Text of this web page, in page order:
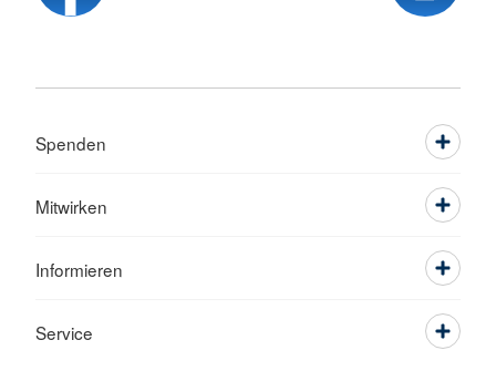
Spenden
Mitwirken
Informieren
Service